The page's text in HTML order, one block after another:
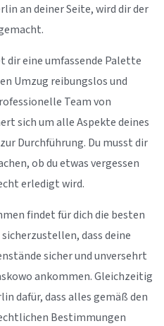
an deiner Seite, wird dir der
dir eine umfassende Palette
Umzug reibungslos und
Team von
sich um alle Aspekte deines
Durchführung. Du musst dir
ob du etwas vergessen
erledigt wird.
findet für dich die besten
dass deine
sicher und unversehrt
ankommen. Gleichzeitig
dafür, dass alles gemäß den
Bestimmungen